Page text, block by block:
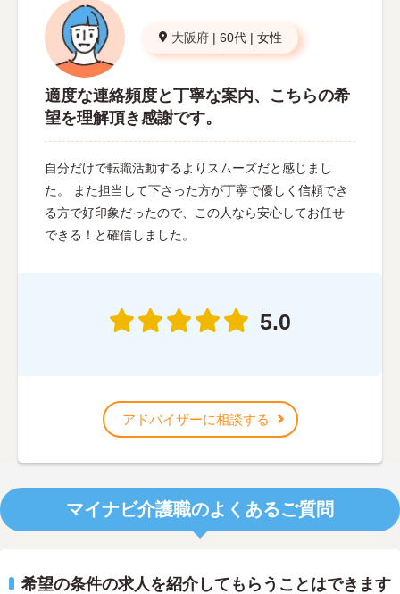
大阪府 | 60代 | 女性
適度な連絡頻度と丁寧な案内、こちらの希
望を理解頂き感謝です。
自分だけで転職活動するよりスムーズだと感じまし
た。 また担当して下さった方が丁寧で優しく信頼でき
る方で好印象だったので、この人なら安心してお任せ
できる！と確信しました。
5.0
アドバイザーに相談する
マイナビ介護職のよくあるご質問
希望の条件の求人を紹介してもらうことはできます